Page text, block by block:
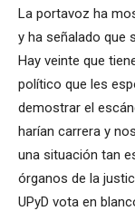
La portavoz ha
y ha señalado que
Hay veinte que
político que les
demostrar el
harían carrera y
una situación tan
órganos de la
UPyD vota en